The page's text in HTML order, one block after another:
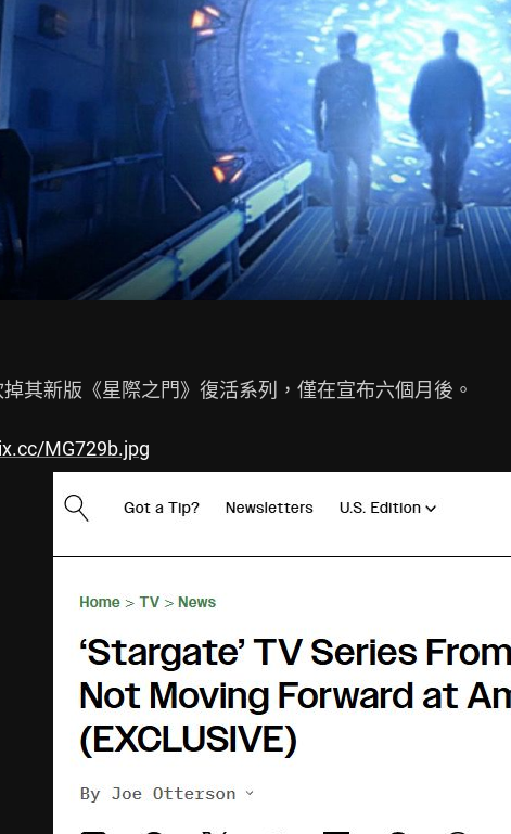
其新版《星際之門》復活系列，僅在宣布六個月後。
MG729b.jpg